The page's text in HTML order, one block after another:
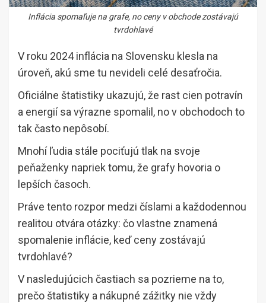
Inflácia spomaľuje na grafe, no ceny v obchode zostávajú
tvrdohlavé
V roku 2024 inflácia na Slovensku klesla na
úroveň, akú sme tu nevideli celé desaťročia.
Oficiálne štatistiky ukazujú, že rast cien potravín
a energií sa výrazne spomalil, no v obchodoch to
tak často nepôsobí.
Mnohí ľudia stále pociťujú tlak na svoje
peňaženky napriek tomu, že grafy hovoria o
lepších časoch.
Práve tento rozpor medzi číslami a každodennou
realitou otvára otázky: čo vlastne znamená
spomalenie inflácie, keď ceny zostávajú
tvrdohlavé?
V nasledujúcich častiach sa pozrieme na to,
prečo štatistiky a nákupné zážitky nie vždy